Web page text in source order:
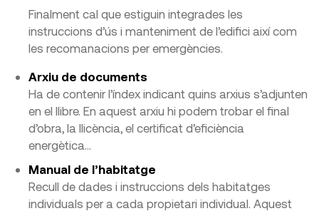
Finalment cal que estiguin integrades les
instruccions d’ús i manteniment de l’edifici així com
les recomanacions per emergències.
Arxiu de documents
​Ha de contenir l’índex indicant quins arxius s’adjunten
en el llibre. En aquest arxiu hi podem trobar el final
d’obra, la llicència, el certificat d’eficiència
energètica…
Manual de l’habitatge
​Recull de dades i instruccions dels habitatges
individuals per a cada propietari individual. Aquest